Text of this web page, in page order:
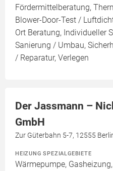
Fördermittelberatung,
Blower-Door-Test /
Ort Beratung, Individueller
Sanierung / Umbau,
/ Reparatur, Verlegen
Der Jassmann –
GmbH
Zur Güterbahn 5-7, 12555
HEIZUNG SPEZIALGEBIETE
Wärmepumpe,